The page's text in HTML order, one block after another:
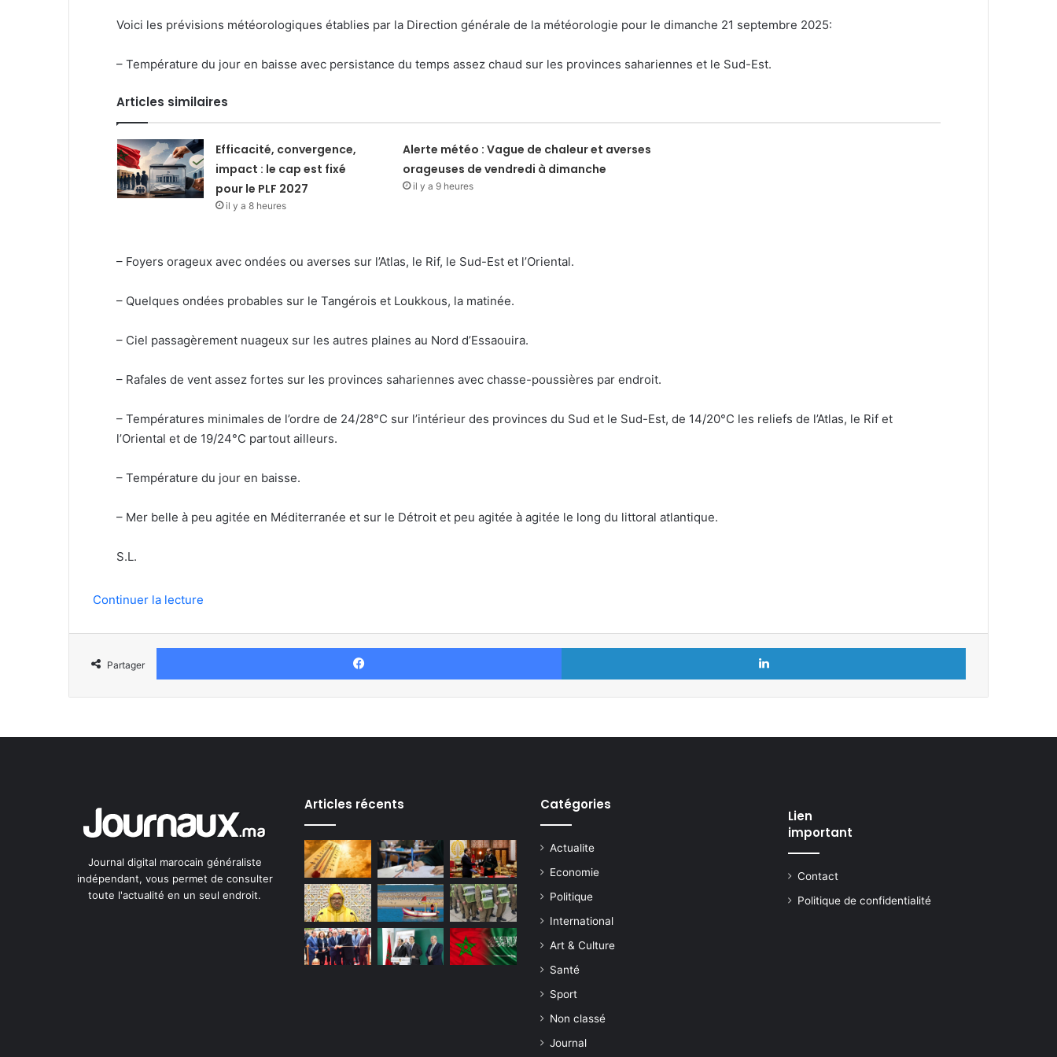
Voici les prévisions météorologiques établies par la Direction générale de la météorologie pour le dimanche 21 septembre 2025:
– Température du jour en baisse avec persistance du temps assez chaud sur les provinces sahariennes et le Sud-Est.
Articles similaires
Efficacité, convergence,
impact : le cap est fixé
pour le PLF 2027
il y a 8 heures
Alerte météo : Vague de chaleur et averses
orageuses de vendredi à dimanche
il y a 9 heures
– Foyers orageux avec ondées ou averses sur l’Atlas, le Rif, le Sud-Est et l’Oriental.
– Quelques ondées probables sur le Tangérois et Loukkous, la matinée.
– Ciel passagèrement nuageux sur les autres plaines au Nord d’Essaouira.
– Rafales de vent assez fortes sur les provinces sahariennes avec chasse-poussières par endroit.
– Températures minimales de l’ordre de 24/28°C sur l’intérieur des provinces du Sud et le Sud-Est, de 14/20°C les reliefs de l’Atlas, le Rif et
l’Oriental et de 19/24°C partout ailleurs.
– Température du jour en baisse.
– Mer belle à peu agitée en Méditerranée et sur le Détroit et peu agitée à agitée le long du littoral atlantique.
S.L.
Continuer la lecture
Partager
Facebook Linkedin
Journal digital marocain généraliste
indépendant, vous permet de consulter
toute l'actualité en un seul endroit.
Articles récents Catégories
Actualite
Economie
Politique
International
Art & Culture
Santé
Sport
Non classé
Journal
Lien
important
Contact
Politique de confidentialité